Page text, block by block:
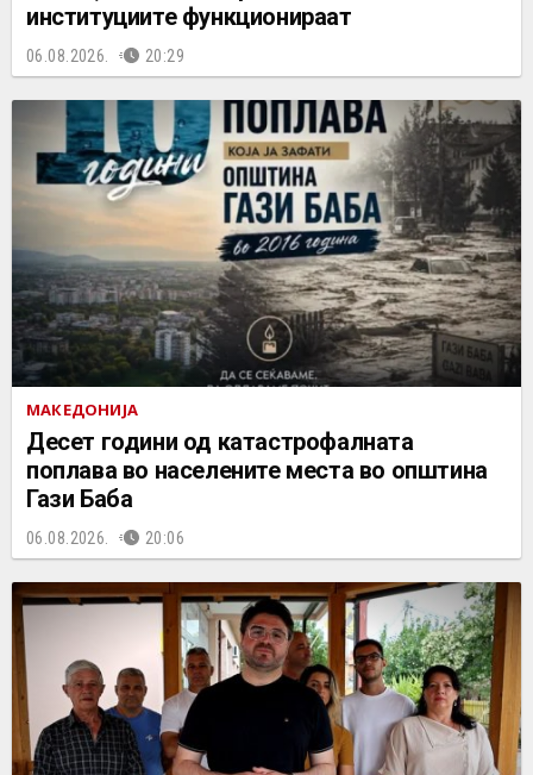
институциите функционираат
06.08.2026. 20:29
МАКЕДОНИЈА
Десет години од катастрофалната
поплава во населените места во општина
Гази Баба
06.08.2026. 20:06